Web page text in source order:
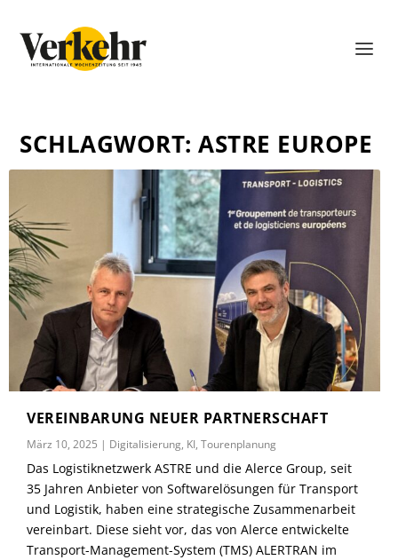
SCHLAGWORT:ASTRE EUROPE
VEREINBARUNG NEUER PARTNERSCHAFT
März 10, 2025 | Digitalisierung, KI,Tourenplanung
Das Logistiknetzwerk ASTRE und die Alerce Group, seit
35 Jahren Anbieter von Softwarelösungen für Transport
und Logistik, haben eine strategische Zusammenarbeit
vereinbart. Diese sieht vor, das von Alerce entwickelte
Transport-Management-System (TMS) ALERTRAN im